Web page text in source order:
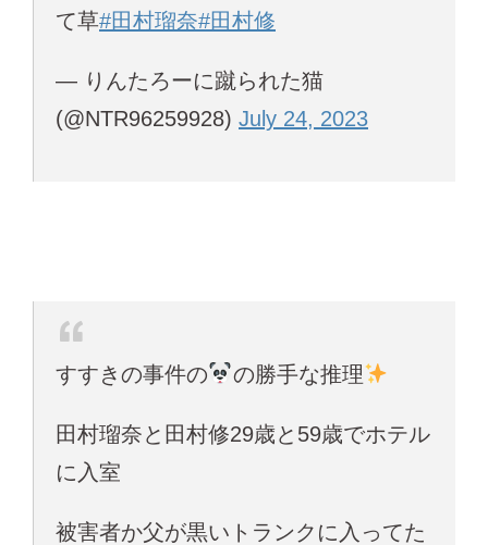
て草#田村瑠奈#田村修
— りんたろーに蹴られた猫
(@NTR96259928) July 24, 2023
すすきの事件の の勝手な推理
田村瑠奈と田村修29歳と59歳でホテル
に入室
被害者か父が黒いトランクに入ってた